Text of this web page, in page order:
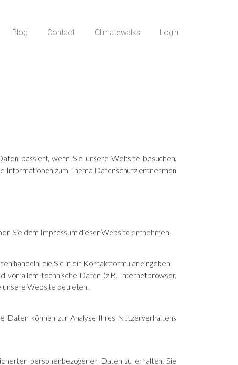
Blog Contact Climatewalks Login
passiert, wenn Sie unsere Website besuchen.
Informationen zum Thema Datenschutz entnehmen
Sie dem Impressum dieser Website entnehmen.
handeln, die Sie in ein Kontaktformular eingeben.
vor allem technische Daten (z.B. Internetbrowser,
unsere Website betreten.
Daten können zur Analyse Ihres Nutzerverhaltens
personenbezogenen Daten zu erhalten. Sie